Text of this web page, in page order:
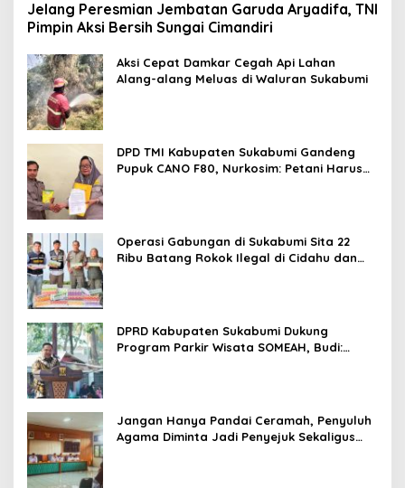
Jelang Peresmian Jembatan Garuda Aryadifa, TNI
Pimpin Aksi Bersih Sungai Cimandiri
Aksi Cepat Damkar Cegah Api Lahan
Alang-alang Meluas di Waluran Sukabumi
DPD TMI Kabupaten Sukabumi Gandeng
Pupuk CANO F80, Nurkosim: Petani Harus
Operasi Gabungan di Sukabumi Sita 22
Ribu Batang Rokok Ilegal di Cidahu dan
DPRD Kabupaten Sukabumi Dukung
Program Parkir Wisata SOMEAH, Budi:
Jangan Hanya Pandai Ceramah, Penyuluh
Agama Diminta Jadi Penyejuk Sekaligus